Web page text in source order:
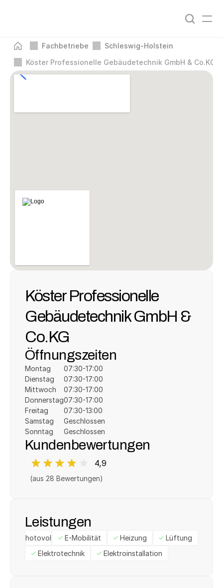
Fachbetriebe
Schleswig-Holstein
Köster Professionelle Gebäudetechnik GmbH & Co.KG
Köster Professionelle
Gebäudetechnik GmbH &
Co.KG
Öffnungszeiten
Montag
Dienstag
Mittwoch
Donnerstag
Freitag
Samstag
Sonntag
07:30-17:00
07:30-17:00
07:30-17:00
07:30-17:00
07:30-13:00
Geschlossen
Geschlossen
Kundenbewertungen
4,9
(aus 28 Bewertungen)
Leistungen
Photovoltaik E-Mobilität Heizung
Lüftung
Elektrotechnik
Elektroinstallation